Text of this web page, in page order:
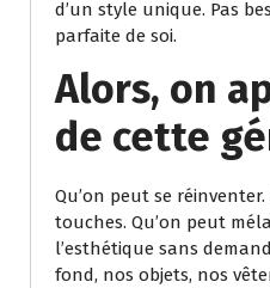
d’un style unique. Pas
parfaite de soi.
Alors, on
de cette
Qu’on peut se
touches. Qu’on peut
l’esthétique sans
fond, nos objets, nos